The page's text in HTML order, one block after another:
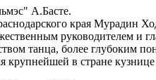
А.Басте.
края Мурадин
руководителем и
танца, более глубоким
крупнейшей в стране